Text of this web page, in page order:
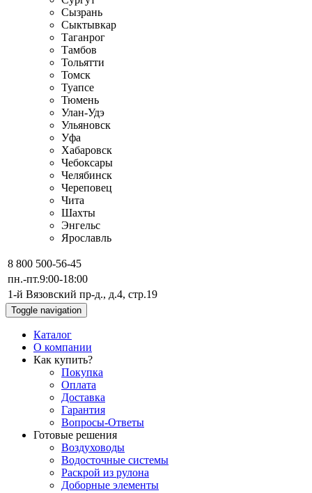
Сызрань
Сыктывкар
Таганрог
Тамбов
Тольятти
Томск
Туапсе
Тюмень
Улан-Удэ
Ульяновск
Уфа
Хабаровск
Чебоксары
Челябинск
Череповец
Чита
Шахты
Энгельс
Ярославль
8 800 500-56-45
пн.-пт.9:00-18:00
1-й Вязовский пр-д., д.4, стр.19
Toggle navigation
Каталог
О компании
Как купить?
Покупка
Оплата
Доставка
Гарантия
Вопросы-Ответы
Готовые решения
Воздуховоды
Водосточные системы
Раскрой из рулона
Доборные элементы